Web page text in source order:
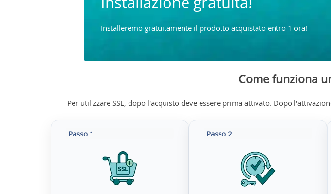
Installeremo gratuitamente il prodotto acquistato entro 1 ora!
Come funziona
Per utilizzare SSL, dopo l'acquisto deve essere prima attivato. Dopo
Passo 1 Passo 2